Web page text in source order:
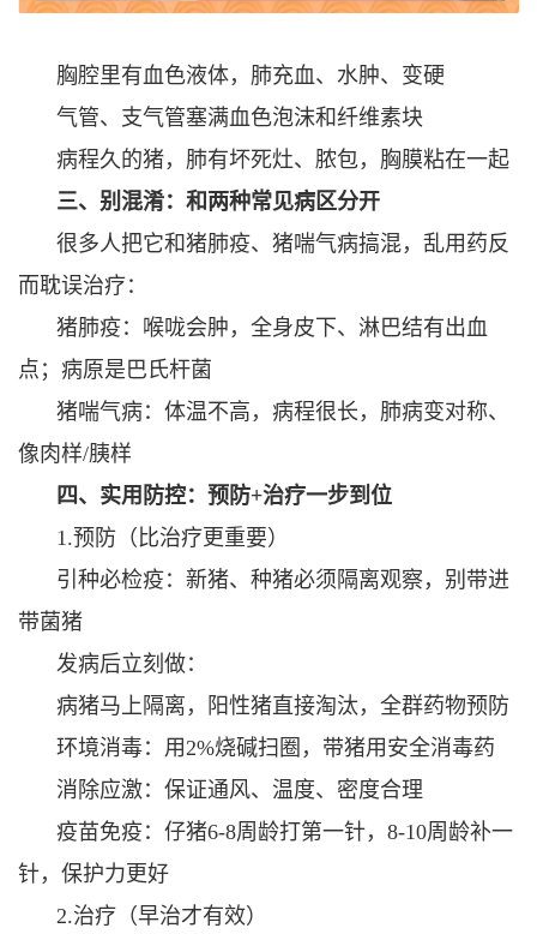
胸腔里有血色液体，肺充血、水肿、变硬
气管、支气管塞满血色泡沫和纤维素块
病程久的猪，肺有坏死灶、脓包，胸膜粘在一起
三、别混淆：和两种常见病区分开
很多人把它和猪肺疫、猪喘气病搞混，乱用药反
而耽误治疗：
猪肺疫：喉咙会肿，全身皮下、淋巴结有出血
点；病原是巴氏杆菌
猪喘气病：体温不高，病程很长，肺病变对称、
像肉样/胰样
四、实用防控：预防+治疗一步到位
1.预防（比治疗更重要）
引种必检疫：新猪、种猪必须隔离观察，别带进
带菌猪
发病后立刻做：
病猪马上隔离，阳性猪直接淘汰，全群药物预防
环境消毒：用2%烧碱扫圈，带猪用安全消毒药
消除应激：保证通风、温度、密度合理
疫苗免疫：仔猪6-8周龄打第一针，8-10周龄补一
针，保护力更好
2.治疗（早治才有效）